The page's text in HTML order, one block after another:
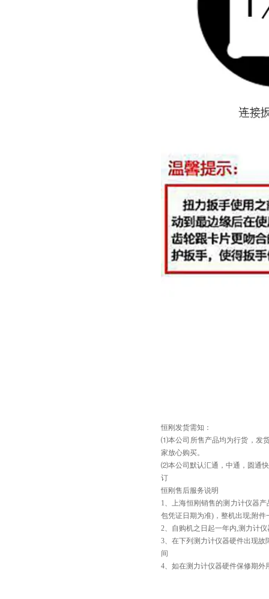
恒刚发货需知：
⑴本公司所售产品均为行货，发
家放心购买。
⑵本公司默认汇通，中通，圆通
订
恒刚售后服务说明
1、上海恒刚销售的测力计仪器
包凭证日期为准)，整机出现;附
2、自购机之日起一年内,测力计
3、在下列测力计仪器硬件出现
间
4、如在测力计仪器硬件保修期